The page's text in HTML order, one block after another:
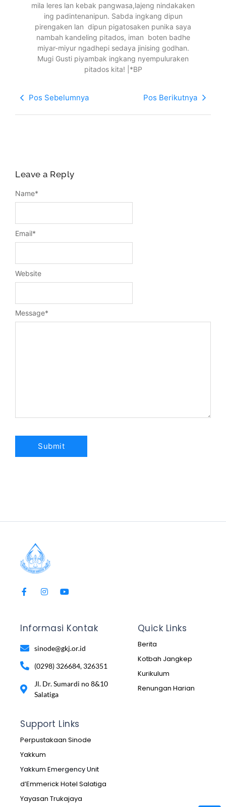
mila leres lan kebak pangwasa,lajeng nindakaken
ing padintenanipun. Sabda ingkang dipun
pirengaken lan dipun pigatosaken punika saya
nambah kandeling pitados, iman boten badhe
miyar-miyur ngadhepi sedaya jinising godhan.
Mugi Gusti piyambak ingkang nyempuluraken
pitados kita! |*BP
Pos Sebelumnya Pos Berikutnya
Leave a Reply
Message*
Name*
Email*
Website
Informasi Kontak
sinode@gkj.or.id
(0298) 326684, 326351
Jl. Dr. Sumardi no 8&10
Salatiga
Quick Links
Berita
Kotbah Jangkep
Kurikulum
Renungan Harian
Support Links
Perpustakaan Sinode
Yakkum
Yakkum Emergency Unit
d’Emmerick Hotel Salatiga
Yayasan Trukajaya